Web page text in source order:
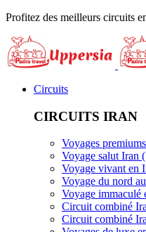
Profitez des meilleurs circuits
Circuits
CIRCUITS IRAN
Voyages
Voyage salut Iran
Voyage vivant en
Voyage du nord
Voyage immaculé
Circuit combiné
Circuit combiné